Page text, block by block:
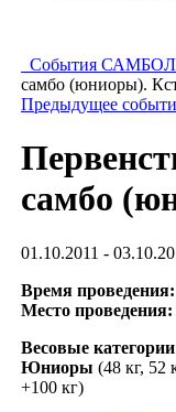
События САМБО
самбо (юниоры).
Предыдущее
самбо
01.10.2011 -
Время проведения:
Место проведения:
Весовые
Юниоры (48 кг, 52
+100 кг)